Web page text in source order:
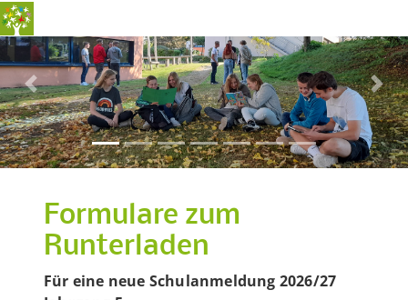
Previous Next
Formulare zum
Runterladen
Für eine neue Schulanmeldung 2026/27